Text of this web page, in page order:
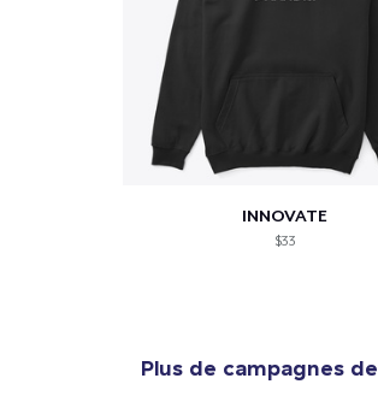
INNOVATE
$33
Plus de campagnes de